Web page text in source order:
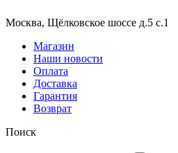
Москва, Щёлковское шоссе д.5 с.1
Магазин
Наши новости
Оплата
Доставка
Гарантия
Возврат
Поиск